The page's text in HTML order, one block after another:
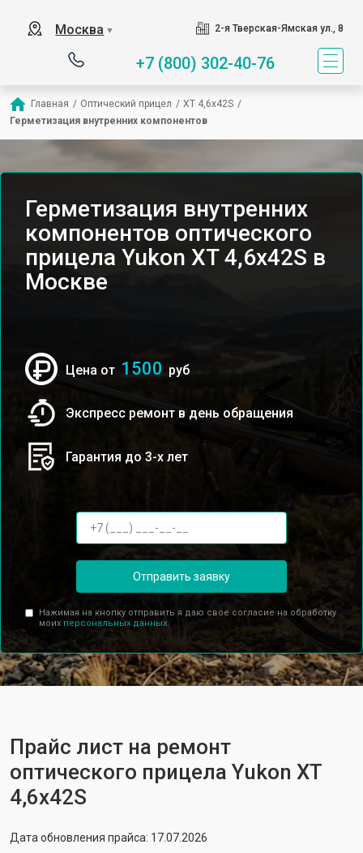
Москва ▼ 2-я Тверская-Ямская ул., 8
+7 (800) 302-40-76
Главная / Оптический прицел / XT 4,6x42S /
Герметизация внутренних компонентов
Герметизация внутренних
компонентов оптического
прицела Yukon XT 4,6x42S в
Москве
Цена от 1500 руб
Экспресс ремонт в день обращения
Гарантия до 3-х лет
Отправить заявку
Нажимая на кнопку отправить я даю свое согласие на обработку
моих персональных данных.
Прайс лист на ремонт
оптического прицела Yukon XT
4,6x42S
Дата обновления прайса: 17.07.2026